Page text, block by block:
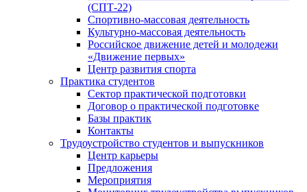
(СПТ-22)
Спортивно-массовая деятельность
Культурно-массовая деятельность
Российское движение детей и молодежи
«Движение первых»
Центр развития спорта
Практика студентов
Сектор практической подготовки
Договор о практической подготовке
Базы практик
Контакты
Трудоустройство студентов и выпускников
Центр карьеры
Предложения
Мероприятия